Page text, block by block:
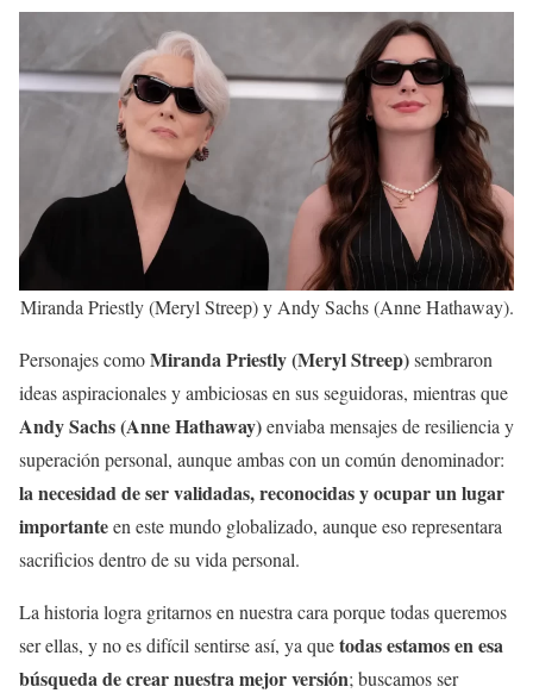
Miranda Priestly (Meryl Streep) y Andy Sachs (Anne Hathaway).
Personajes comoMiranda Priestly (Meryl Streep)sembraron
ideas aspiracionales y ambiciosas en sus seguidoras, mientras que
Andy Sachs (Anne Hathaway)enviaba mensajes de resiliencia y
superación personal, aunque ambas con un común denominador:
la necesidad de ser validadas, reconocidas y ocupar un lugar
importanteen este mundo globalizado, aunque eso representara
sacrificios dentro de su vida personal.
La historia logra gritarnos en nuestra cara porque todas queremos
ser ellas, y no es difícil sentirse así, ya quetodas estamos en esa
búsqueda de crear nuestra mejor versión; buscamos ser